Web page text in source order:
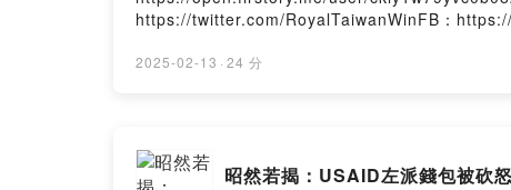
https://twitter.com/RoyalTaiwanWinFB：
2025-02-13 · 24 分
昭然若揭：USAID左派錢包被砍